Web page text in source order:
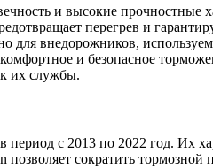
и высокие прочностные
перегрев и
для внедорожников,
и безопасное
их службы.
с 2013 по 2022 год. Их
сократить тормозной